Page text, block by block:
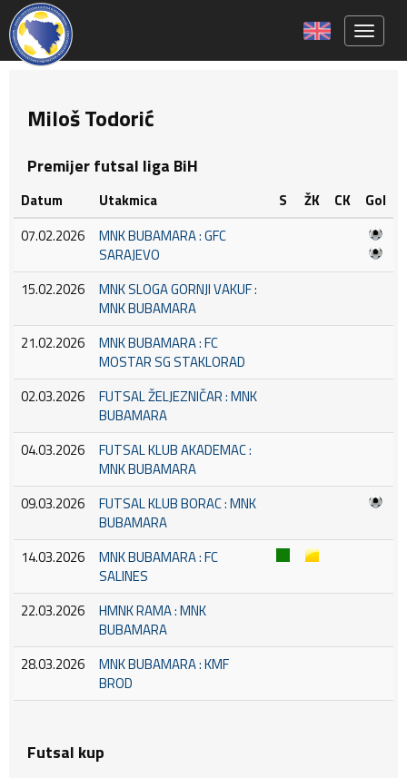
Miloš Todorić
Premijer futsal liga BiH
Datum Utakmica S ŽK CK
Gol
07.02.2026
MNK BUBAMARA : GFC
SARAJEVO
15.02.2026
MNK SLOGA GORNJI VAKUF :
MNK BUBAMARA
21.02.2026
MNK BUBAMARA : FC
MOSTAR SG STAKLORAD
02.03.2026
FUTSAL ŽELJEZNIČAR : MNK
BUBAMARA
04.03.2026
FUTSAL KLUB AKADEMAC :
MNK BUBAMARA
09.03.2026
FUTSAL KLUB BORAC : MNK
BUBAMARA
14.03.2026
MNK BUBAMARA : FC
SALINES
22.03.2026
HMNK RAMA : MNK
BUBAMARA
28.03.2026
MNK BUBAMARA : KMF
BROD
Futsal kup